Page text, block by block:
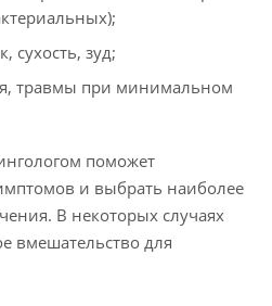
сухость, зуд;
травмы при минимальном
поможет
и выбрать наиболее
В некоторых случаях
вмешательство для